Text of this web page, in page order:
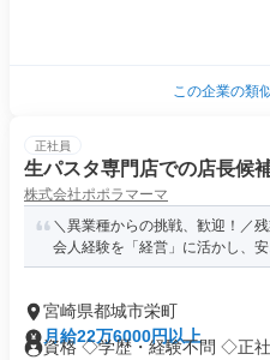
この企業の類
正社員
生パスタ専門店での店長候
株式会社ポポラマーマ
＼異業種からの挑戦、歓迎！／
会人経験を「経営」に活かし、
宮崎県都城市栄町
月給22万6000円以上
資格 ◇学歴・経験不問 ◇正